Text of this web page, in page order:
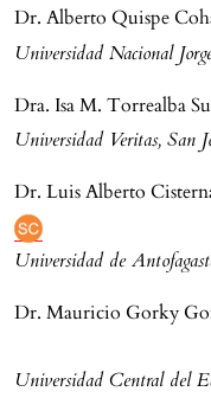
Dr. Alberto Quispe
Universidad Nacional
Dra. Isa M. Torrealba
Universidad Veritas, San
Dr. Luis Alberto
Universidad de
Dr. Mauricio Gorky
Universidad Central del